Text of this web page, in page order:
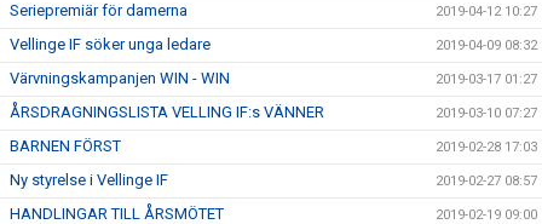
Seriepremiär för damerna 2019-04-12 10:27
Vellinge IF söker unga ledare 2019-04-09 08:32
Värvningskampanjen WIN - WIN 2019-03-17 01:27
ÅRSDRAGNINGSLISTA VELLING IF:s VÄNNER 2019-03-10 07:27
BARNEN FÖRST 2019-02-28 17:03
Ny styrelse i Vellinge IF 2019-02-27 08:57
HANDLINGAR TILL ÅRSMÖTET 2019-02-19 09:00